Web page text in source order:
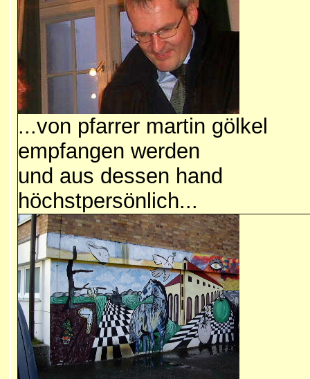
...von pfarrer martin gölkel
empfangen werden
und aus dessen hand
höchstpersönlich...